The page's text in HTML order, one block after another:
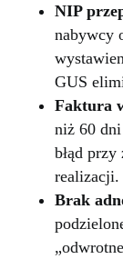
NIP
nabywcy
GUS
Faktura
niż 60
błąd
realizacji.
Brak